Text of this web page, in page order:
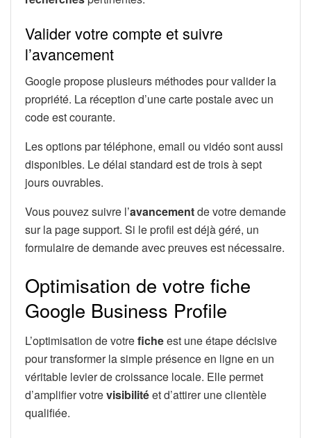
Valider votre compte et suivre
l’avancement
Google propose plusieurs méthodes pour valider la
propriété. La réception d’une carte postale avec un
code est courante.
Les options par téléphone, email ou vidéo sont aussi
disponibles. Le délai standard est de trois à sept
jours ouvrables.
Vous pouvez suivre l’avancementde votre demande
sur la page support. Si le profil est déjà géré, un
formulaire de demande avec preuves est nécessaire.
Optimisation de votre fiche
Google Business Profile
L’optimisation de votreficheest une étape décisive
pour transformer la simple présence en ligne en un
véritable levier de croissance locale. Elle permet
d’amplifier votrevisibilitéet d’attirer une clientèle
qualifiée.